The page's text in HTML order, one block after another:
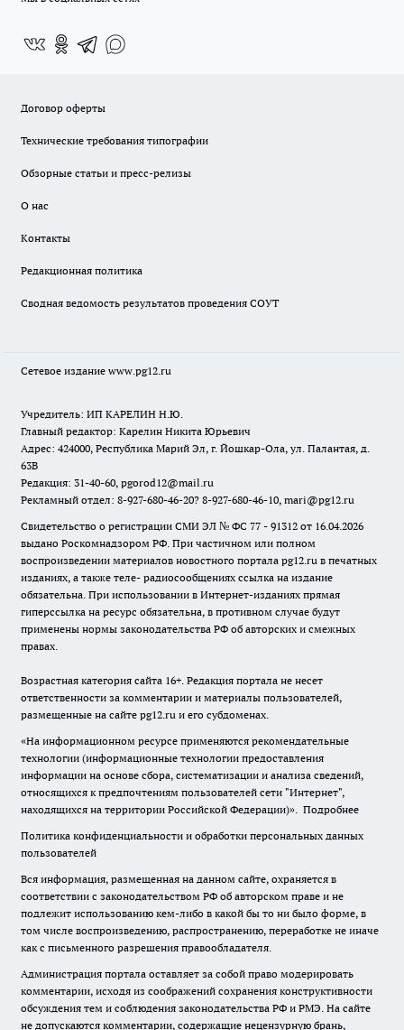
Договор оферты
Технические требования типографии
Обзорные статьи и пресс-релизы
О нас
Контакты
Редакционная политика
Сводная ведомость результатов проведения СОУТ
Сетевое издание www.pg12.ru
Учредитель: ИП КАРЕЛИН Н.Ю.
Главный редактор: Карелин Никита Юрьевич
Адрес: 424000, Республика Марий Эл, г. Йошкар-Ола, ул. Палантая, д.
63В
Редакция: 31-40-60, pgorod12@mail.ru
Рекламный отдел: 8-927-680-46-20? 8-927-680-46-10, mari@pg12.ru
Свидетельство о регистрации СМИ ЭЛ № ФС 77 - 91312 от 16.04.2026
выдано Роскомнадзором РФ. При частичном или полном
воспроизведении материалов новостного портала pg12.ru в печатных
изданиях, а также теле- радиосообщениях ссылка на издание
обязательна. При использовании в Интернет-изданиях прямая
гиперссылка на ресурс обязательна, в противном случае будут
применены нормы законодательства РФ об авторских и смежных
правах.
Возрастная категория сайта 16+. Редакция портала не несет
ответственности за комментарии и материалы пользователей,
размещенные на сайте pg12.ru и его субдоменах.
«На информационном ресурсе применяются рекомендательные
технологии (информационные технологии предоставления
информации на основе сбора, систематизации и анализа сведений,
относящихся к предпочтениям пользователей сети "Интернет",
находящихся на территории Российской Федерации)». Подробнее
Политика конфиденциальности и обработки персональных данных
пользователей
Вся информация, размещенная на данном сайте, охраняется в
соответствии с законодательством РФ об авторском праве и не
подлежит использованию кем-либо в какой бы то ни было форме, в
том числе воспроизведению, распространению, переработке не иначе
как с письменного разрешения правообладателя.
Администрация портала оставляет за собой право модерировать
комментарии, исходя из соображений сохранения конструктивности
обсуждения тем и соблюдения законодательства РФ и РМЭ. На сайте
не допускаются комментарии, содержащие нецензурную брань,